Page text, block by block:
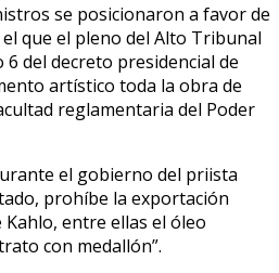
se posicionaron a favor de
que el pleno del Alto Tribunal
del decreto presidencial de
artístico toda la obra de
reglamentaria del Poder
el gobierno del priista
prohíbe la exportación
entre ellas el óleo
con medallón”.